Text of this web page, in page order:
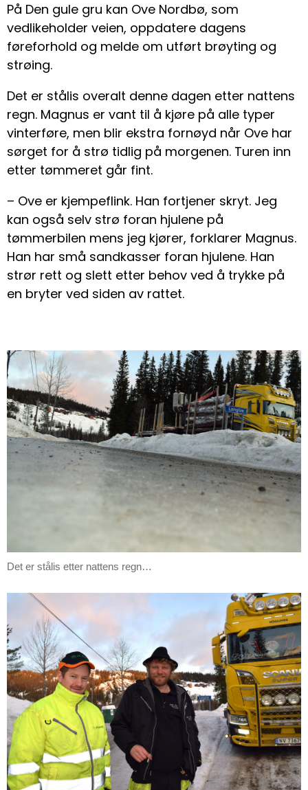
På Den gule gru kan Ove Nordbø, som
vedlikeholder veien, oppdatere dagens
føreforhold og melde om utført brøyting og
strøing.
Det er stålis overalt denne dagen etter nattens
regn. Magnus er vant til å kjøre på alle typer
vinterføre, men blir ekstra fornøyd når Ove har
sørget for å strø tidlig på morgenen. Turen inn
etter tømmeret går fint.
– Ove er kjempeflink. Han fortjener skryt. Jeg
kan også selv strø foran hjulene på
tømmerbilen mens jeg kjører, forklarer Magnus.
Han har små sandkasser foran hjulene. Han
strør rett og slett etter behov ved å trykke på
en bryter ved siden av rattet.
Det er stålis etter nattens regn…